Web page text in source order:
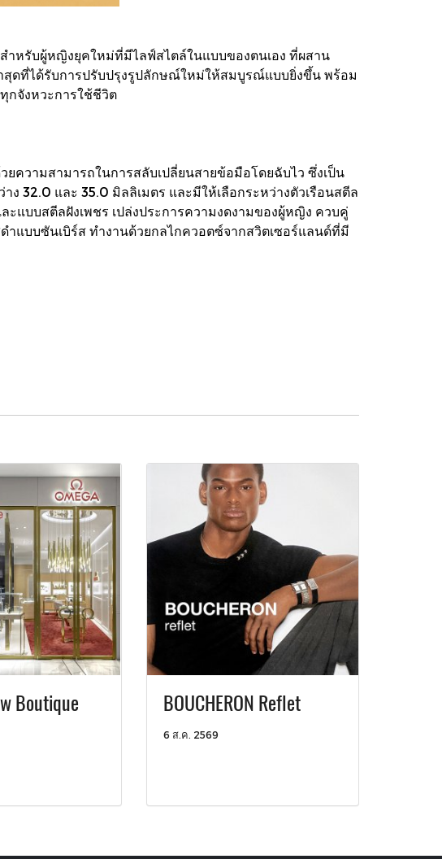
ำหรับผู้หญิงยุคใหม่ที่มีไลฟ์สไตล์ในแบบของตนเอง ที่ผสาน
สุดที่ได้รับการปรับปรุงรูปลักษณ์ใหม่ให้สมบูรณ์แบบยิ่งขึ้น พร้อม
กจังหวะการใช้ชีวิต
ความสามารถในการสลับเปลี่ยนสายข้อมือโดยฉับไว ซึ่งเป็น
32.0 และ 35.0 มิลลิเมตร และมีให้เลือกระหว่างตัวเรือนสตีล
แบบสตีลฝังเพชร เปล่งประการความงดงามของผู้หญิง ควบคู่
ำแบบซันเบิร์ส ทำงานด้วยกลไกควอตซ์จากสวิตเซอร์แลนด์ที่มี
Boutique BOUCHERON Reflet
6 ส.ค. 2569